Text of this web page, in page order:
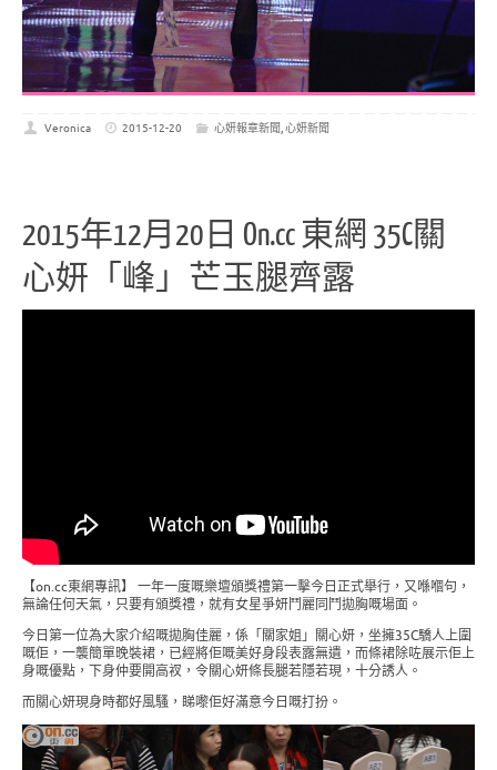
Veronica 2015-12-20 心妍報章新聞,心妍新聞
2015年12月20日 On.cc 東網 35C關
心妍「峰」芒玉腿齊露
【on.cc東網專訊】 一年一度嘅樂壇頒獎禮第一擊今日正式舉行，又喺嗰句，
無論任何天氣，只要有頒獎禮，就有女星爭妍鬥麗同鬥拋胸嘅場面。
今日第一位為大家介紹嘅拋胸佳麗，係「關家姐」關心妍，坐擁35C驕人上圍
嘅佢，一襲簡單晚裝裙，已經將佢嘅美好身段表露無遺，而條裙除咗展示佢上
身嘅優點，下身仲要開高衩，令關心妍條長腿若隱若現，十分誘人。
而關心妍現身時都好風騷，睇嚟佢好滿意今日嘅打扮。